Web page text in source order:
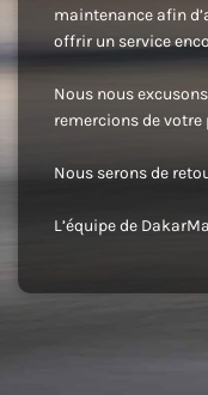
maintenance afin
offrir un service
Nous nous
remercions de
Nous serons de
L’équipe de